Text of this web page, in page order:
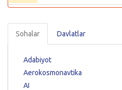
Sohalar Davlatlar
Adabiyot
Aerokosmonavtika
AI